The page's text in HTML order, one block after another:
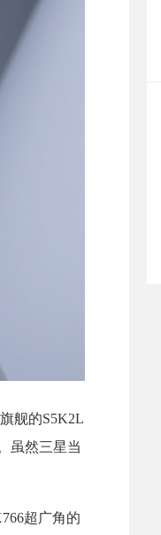
舰的S5K2L
虽然三星当
超广角的